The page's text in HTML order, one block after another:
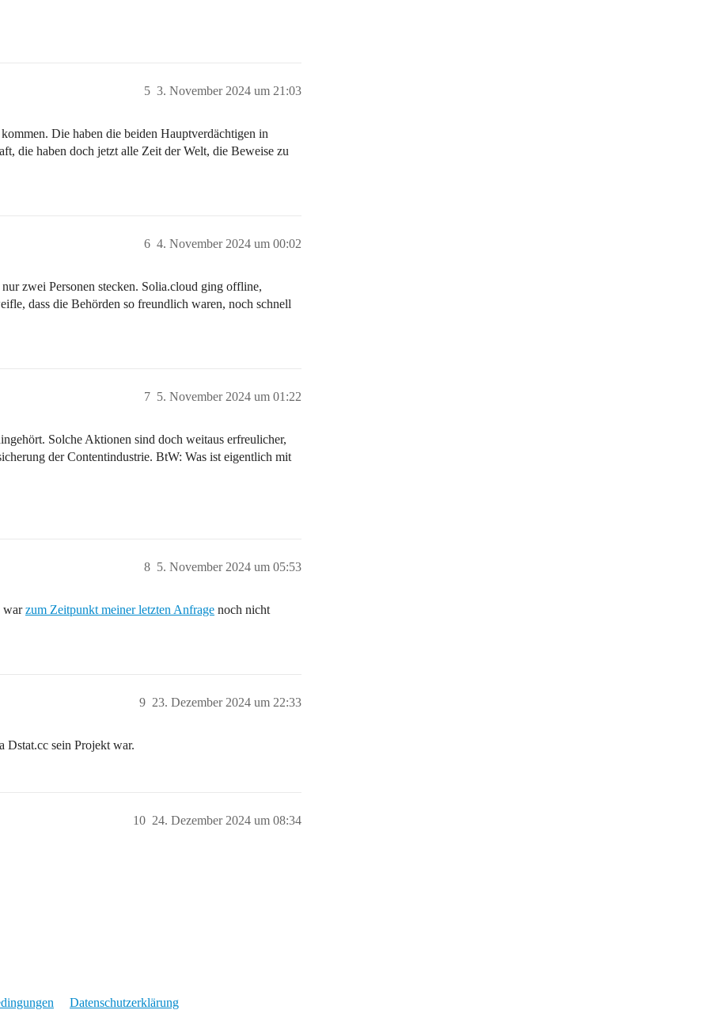
3. November 2024 um 21:03
5
Die haben die beiden Hauptverdächtigen in
die haben doch jetzt alle Zeit der Welt, die Beweise zu
4. November 2024 um 00:02
6
zwei Personen stecken. Solia.cloud ging offline,
dass die Behörden so freundlich waren, noch schnell
5. November 2024 um 01:22
7
Solche Aktionen sind doch weitaus erfreulicher,
der Contentindustrie. BtW: Was ist eigentlich mit
5. November 2024 um 05:53
8
warzum Zeitpunkt meiner letzten Anfrage noch nicht
23. Dezember 2024 um 22:33
9
Dstat.cc sein Projekt war.
24. Dezember 2024 um 08:34
10
Datenschutzerklärung